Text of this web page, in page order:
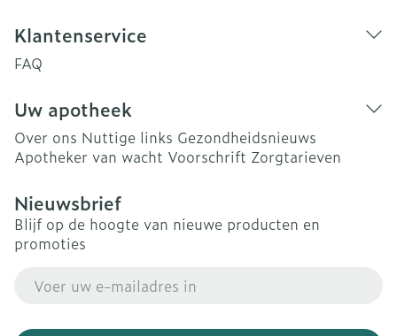
Klantenservice
FAQ
Uw apotheek
Over ons Nuttige links Gezondheidsnieuws
Apotheker van wacht Voorschrift Zorgtarieven
Nieuwsbrief
Blijf op de hoogte van nieuwe producten en
promoties